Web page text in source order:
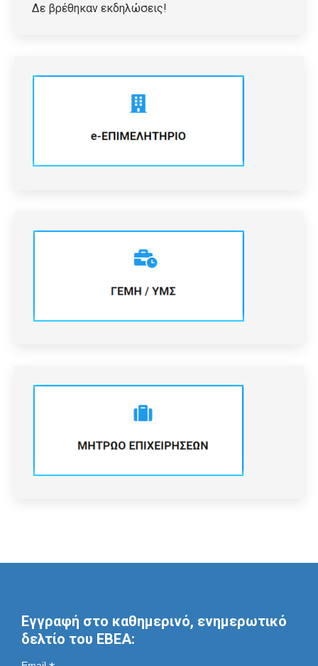
Δε βρέθηκαν εκδηλώσεις!
Εγγραφή στο καθημερινό, ενημερωτικό
δελτίο του ΕΒΕΑ: